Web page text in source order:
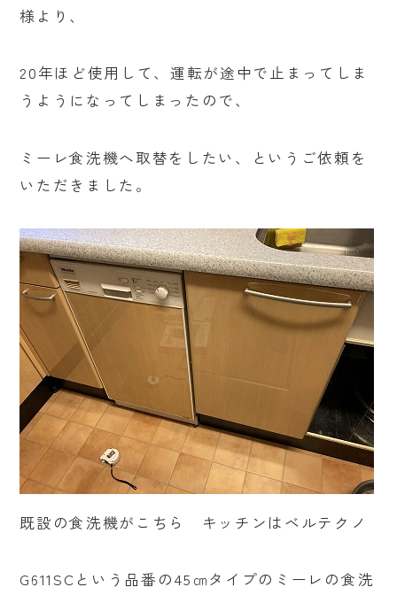
様より、
20年ほど使用して、運転が途中で止まってしま
うようになってしまったので、
ミーレ食洗機へ取替をしたい、というご依頼を
いただきました。
既設の食洗機がこちら キッチンはベルテクノ
G611SCという品番の45㎝タイプのミーレの食洗